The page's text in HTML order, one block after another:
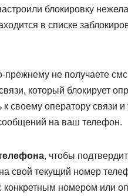
блокировку
в списке
прежнему не получаете
который блокирует
своему оператору связи и
на ваш телефон.
, чтобы
свой текущий номер
номером или